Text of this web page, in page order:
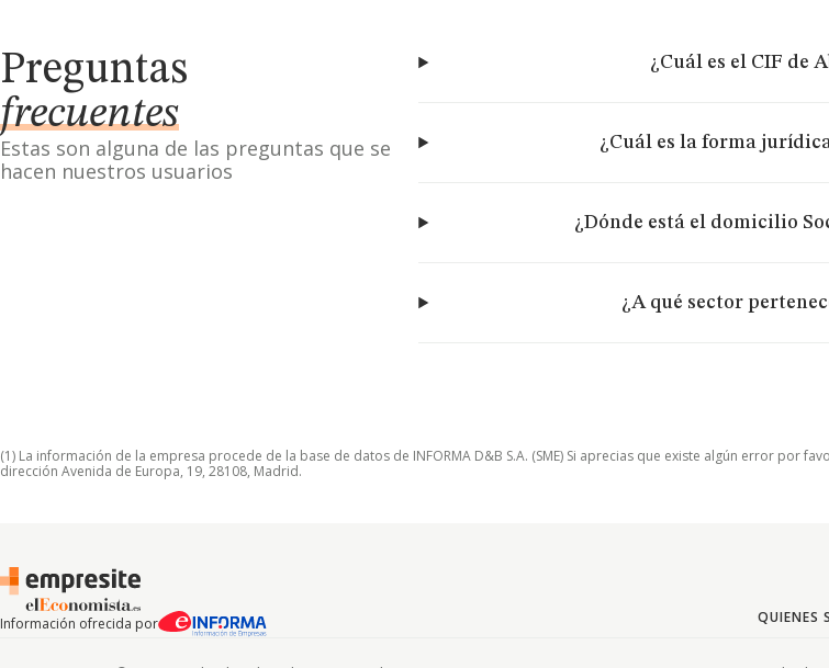
Preguntas
frecuentes
Estas son alguna de las preguntas que se
hacen nuestros usuarios
¿Cuál es el CIF de
¿Cuál es la forma
¿Dónde está el domicilio
¿A qué sector
(1) La información de la empresa procede de la base de datos de INFORMA D&B S.A. (SME) Si aprecias que existe algún error por
dirección Avenida de Europa, 19, 28108, Madrid.
Información ofrecida por QUIENES